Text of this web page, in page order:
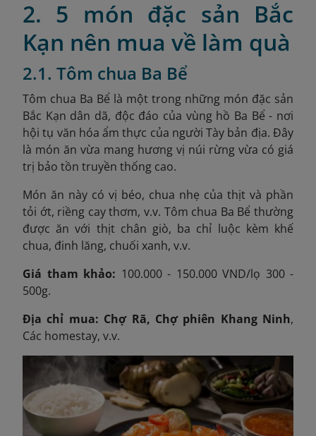
2. 5 món đặc sản Bắc
Kạn nên mua về làm quà
2.1. Tôm chua Ba Bể
Tôm chua Ba Bể là một trong những món đặc sản
Bắc Kạn dân dã, độc đáo của vùng hồ Ba Bể - nơi
hội tụ văn hóa ẩm thực của người Tày bản địa. Đây
là món ăn vừa mang hương vị núi rừng vừa có giá
trị bảo tồn truyền thống cao.
Món ăn này có vị béo, chua nhẹ của thịt và phần
tỏi ớt, riềng cay thơm, v.v. Tôm chua Ba Bể thường
được ăn với thịt chân giò, ba chỉ luộc kèm khế
chua, đinh lăng, chuối xanh, v.v.
Giá tham khảo: 100.000 - 150.000 VND/lọ 300 -
500g.
Địa chỉ mua: Chợ Rã, Chợ phiên Khang Ninh,
Các homestay, v.v.